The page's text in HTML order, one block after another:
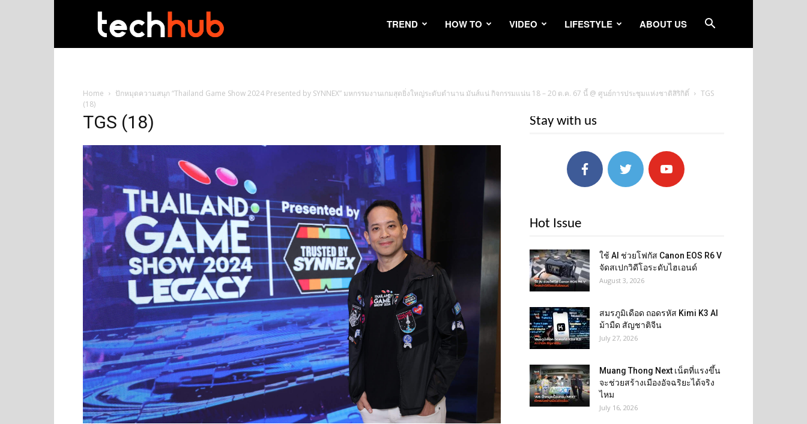
TREND HOW TO VIDEO LIFESTYLE ABOUT US
Home ปักหมุดความสนุก “Thailand Game Show 2024 Presented by SYNNEX” มหกรรมงานเกมสุดยิ่งใหญ่ระดับตำนาน มันส์แน่ กิจกรรมแน่น 18 – 20 ต.ค. 67 นี้ @ ศูนย์การประชุมแห่งชาติสิริกิติ์
TGS
(18)
TGS (18) Stay with us
Hot Issue
ใช้ AI ช่วยโฟกัส Canon EOS R6 V
จัดสเปกวิดีโอระดับไฮเอนด์
August 3, 2026
สมรภูมิเดือด ถอดรหัส Kimi K3 AI
ม้ามืด สัญชาติจีน
July 27, 2026
Muang Thong Next เน็ตที่แรงขึ้น
จะช่วยสร้างเมืองอัจฉริยะได้จริง
ไหม
July 16, 2026